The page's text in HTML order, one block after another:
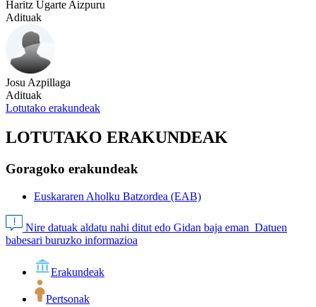
Haritz Ugarte Aizpuru
Adituak
Josu Azpillaga
Adituak
Lotutako erakundeak
LOTUTAKO ERAKUNDEAK
Goragoko erakundeak
Euskararen Aholku Batzordea (EAB)
Nire datuak aldatu nahi ditut edo Gidan baja eman Datuen
babesari buruzko informazioa
Erakundeak
Pertsonak